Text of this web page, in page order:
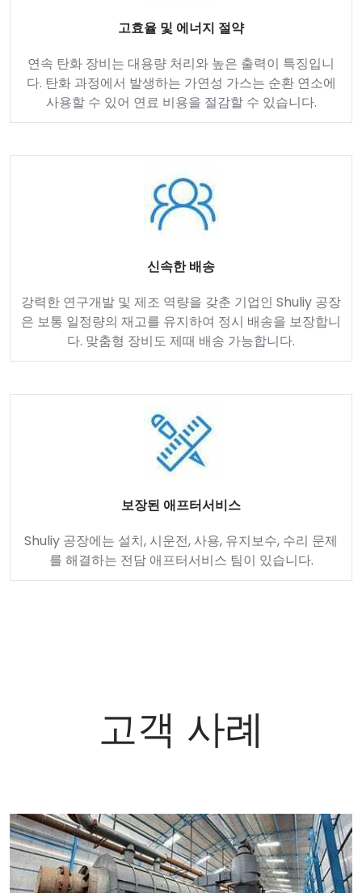
고효율 및 에너지 절약
연속 탄화 장비는 대용량 처리와 높은 출력이 특징입니
다. 탄화 과정에서 발생하는 가연성 가스는 순환 연소에
사용할 수 있어 연료 비용을 절감할 수 있습니다.
신속한 배송
강력한 연구개발 및 제조 역량을 갖춘 기업인 Shuliy 공장
은 보통 일정량의 재고를 유지하여 정시 배송을 보장합니
다. 맞춤형 장비도 제때 배송 가능합니다.
보장된 애프터서비스
Shuliy 공장에는 설치, 시운전, 사용, 유지보수, 수리 문제
를 해결하는 전담 애프터서비스 팀이 있습니다.
고객 사례